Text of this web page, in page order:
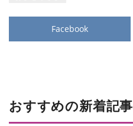
Facebook
おすすめの新着記事